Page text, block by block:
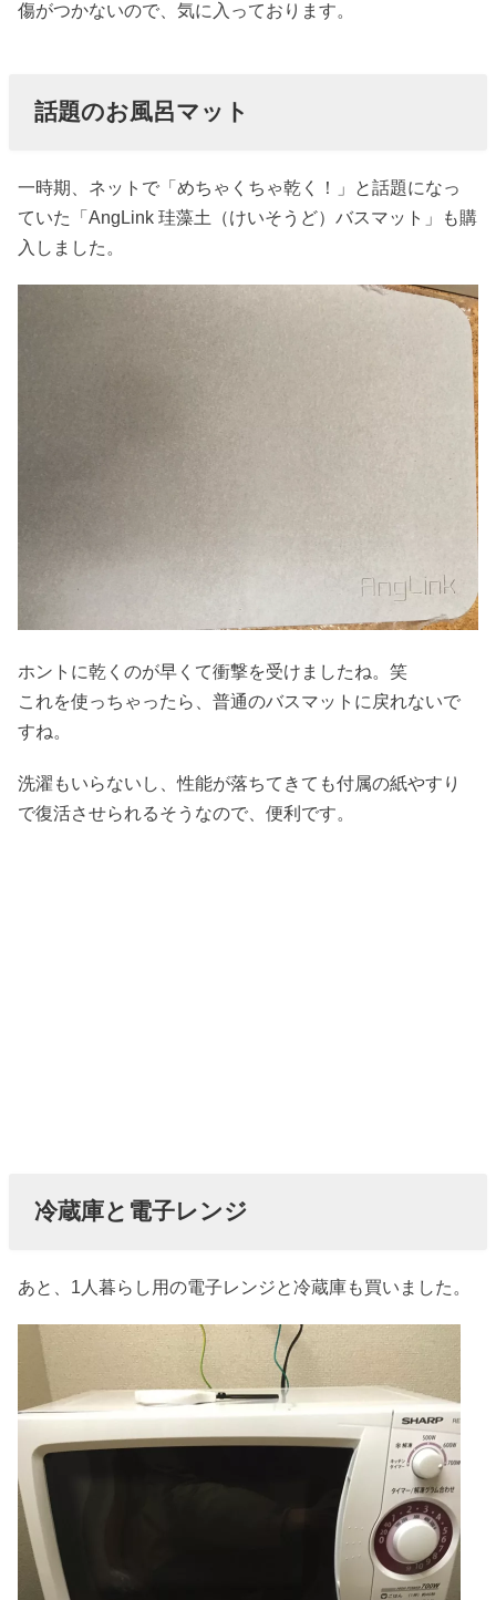
傷がつかないので、気に入っております。
話題のお風呂マット
一時期、ネットで「めちゃくちゃ乾く！」と話題になっ
ていた「AngLink 珪藻土（けいそうど）バスマット」も購
入しました。
ホントに乾くのが早くて衝撃を受けましたね。笑
これを使っちゃったら、普通のバスマットに戻れないで
すね。
洗濯もいらないし、性能が落ちてきても付属の紙やすり
で復活させられるそうなので、便利です。
冷蔵庫と電子レンジ
あと、1人暮らし用の電子レンジと冷蔵庫も買いました。